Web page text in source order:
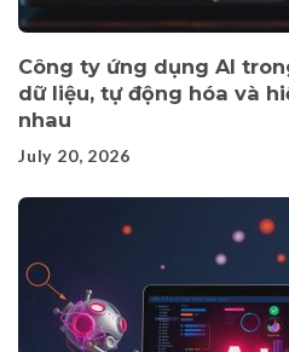
Công ty ứng dụng AI
dữ liệu, tự động hóa và
nhau
July 20, 2026